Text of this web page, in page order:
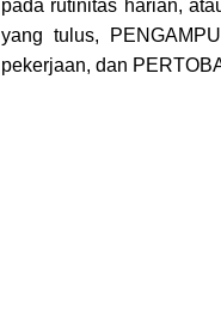
pada rutinitas harian,
yang tulus,
pekerjaan, dan